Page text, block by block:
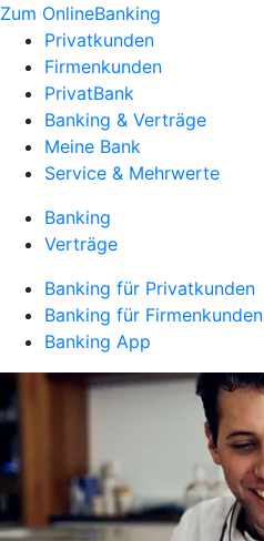
Zum OnlineBanking
Privatkunden
Firmenkunden
PrivatBank
Banking & Verträge
Meine Bank
Service & Mehrwerte
Banking
Verträge
Banking für Privatkunden
Banking für Firmenkunden
Banking App